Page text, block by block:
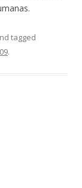
tagged
.